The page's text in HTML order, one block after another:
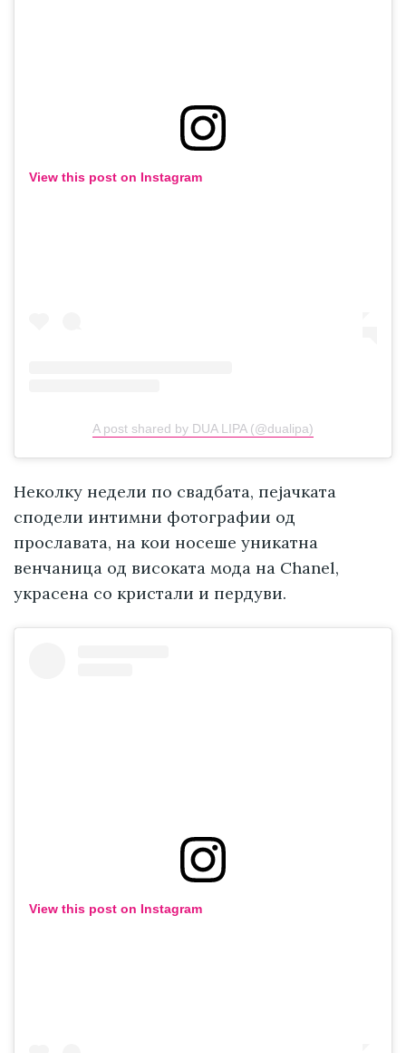
View this post on Instagram
A post shared by DUA LIPA (@dualipa)
Неколку недели по свадбата, пејачката
сподели интимни фотографии од
прославата, на кои носеше уникатна
венчаница од високата мода на Chanel,
украсена со кристали и пердуви.
View this post on Instagram